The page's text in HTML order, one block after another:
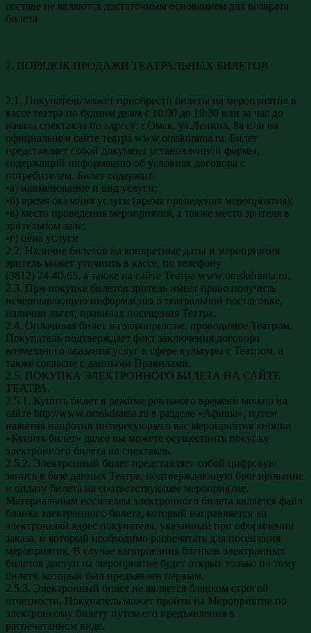
составе не являются достаточным основанием для возврата
билета
2. ПОРЯДОК ПРОДАЖИ ТЕАТРАЛЬНЫХ БИЛЕТОВ
2.1. Покупатель может приобрести билеты на мероприятия в
кассе театра по будним дням с 10:00 до 19:30 или за час до
начала спектакля по адресу: г.Омск, ул.Ленина, 8а или на
официальном сайте театра www.omskdrama.ru. Билет
представляет собой документ установленной формы,
содержащий информацию об условиях договора с
потребителем. Билет содержит:
•а) наименование и вид услуги;
•б) время оказания услуги (время проведения мероприятия);
•в) место проведения мероприятия, а также место зрителя в
зрительном зале;
•г) цена услуги
2.2. Наличие билетов на конкретные даты и мероприятия
зритель может уточнить в кассе, по телефону
(3812) 24-40-65, а также на сайте Театра www.omskdrama.ru.
2.3. При покупке билетов зритель имеет право получить
исчерпывающую информацию о театральной постановке,
наличии льгот, правилах посещения Театра.
2.4. Оплачивая билет на мероприятие, проводимое Театром,
Покупатель подтверждает факт заключения договора
возмездного оказания услуг в сфере культуры с Театром, а
также согласие с данными Правилами.
2.5. ПОКУПКА ЭЛЕКТРОННОГО БИЛЕТА НА САЙТЕ
ТЕАТРА.
2.5.1. Купить билет в режиме реального времени можно на
сайте http://www.omskdrama.ru в разделе «Афиша», путем
нажатия напротив интересующего вас мероприятия кнопки
«Купить билет» далее вы можете осуществить покупку
электронного билета на спектакль.
2.5.2. Электронный билет представляет собой цифровую
запись в базе данных Театра, подтверждающую бронирование
и оплату билета на соответствующее мероприятие.
Материальным носителем электронного билета является файл
бланка электронного билета, который направляется на
электронный адрес покупателя, указанный при оформлении
заказа, и который необходимо распечатать для посещения
мероприятия. В случае копирования бланков электронных
билетов доступ на мероприятие будет открыт только по тому
билету, который был предъявлен первым.
2.5.3. Электронный билет не является бланком строгой
отчетности. Покупатель может пройти на Мероприятие по
электронному билету путем его предъявления в
распечатанном виде.